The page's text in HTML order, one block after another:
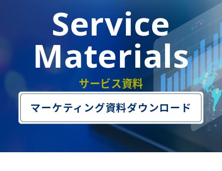
Service
Materials
サービス資料
マーケティング資料ダウンロード